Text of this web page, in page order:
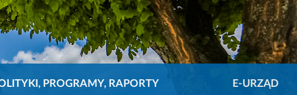
PROGRAMY, RAPORTY E-URZĄD